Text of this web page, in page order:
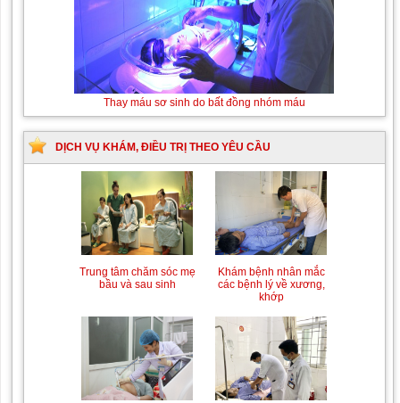
Thay máu sơ sinh do bất đồng nhóm máu
DỊCH VỤ KHÁM, ĐIỀU TRỊ THEO YÊU CẦU
Trung tâm chăm sóc mẹ
bầu và sau sinh
Khám bệnh nhân mắc
các bệnh lý về xương,
khớp